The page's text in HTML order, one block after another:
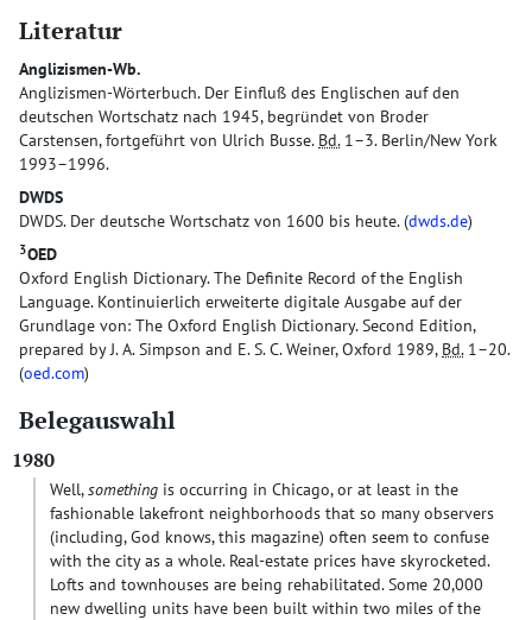
Literatur
Anglizismen-Wb.
Anglizismen-Wörterbuch. Der Einfluß des Englischen auf den
deutschen Wortschatz nach 1945, begründet von Broder
Carstensen, fortgeführt von Ulrich Busse. Bd.1–3. Berlin/New York
1993–1996.
DWDS
DWDS. Der deutsche Wortschatz von 1600 bis heute. (dwds.de)
3OED
Oxford English Dictionary. The Definite Record of the English
Language. Kontinuierlich erweiterte digitale Ausgabe auf der
Grundlage von: The Oxford English Dictionary. Second Edition,
prepared by J. A. Simpson and E. S. C. Weiner, Oxford 1989, Bd.1–20.
(oed.com)
Belegauswahl
1980
Well,something is occurring in Chicago, or at least in the
fashionable lakefront neighborhoods that so many observers
(including, God knows, this magazine) often seem to confuse
with the city as a whole. Real-estate prices have skyrocketed.
Lofts and townhouses are being rehabilitated. Some 20,000
new dwelling units have been built within two miles of the